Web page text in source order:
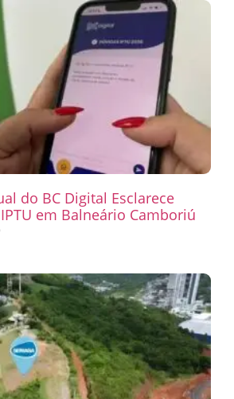
do BC Digital Esclarece
em Balneário Camboriú